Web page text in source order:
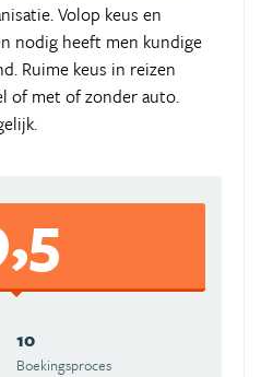
Volop keus en
nodig heeft men kundige
Ruime keus in reizen
of met of zonder auto.
10
Boekingsproces